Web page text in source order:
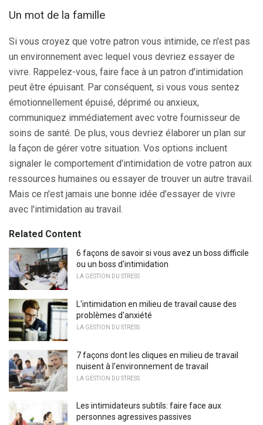
Un mot de la famille
Si vous croyez que votre patron vous intimide, ce n'est pas
un environnement avec lequel vous devriez essayer de
vivre. Rappelez-vous, faire face à un patron d'intimidation
peut être épuisant. Par conséquent, si vous vous sentez
émotionnellement épuisé, déprimé ou anxieux,
communiquez immédiatement avec votre fournisseur de
soins de santé. De plus, vous devriez élaborer un plan sur
la façon de gérer votre situation. Vos options incluent
signaler le comportement d'intimidation de votre patron aux
ressources humaines ou essayer de trouver un autre travail.
Mais ce n'est jamais une bonne idée d'essayer de vivre
avec l'intimidation au travail.
Related Content
6 façons de savoir si vous avez un boss difficile
ou un boss d'intimidation
LA GESTION DU STRESS
L'intimidation en milieu de travail cause des
problèmes d'anxiété
LA GESTION DU STRESS
7 façons dont les cliques en milieu de travail
nuisent à l'environnement de travail
LA GESTION DU STRESS
Les intimidateurs subtils: faire face aux
personnes agressives passives